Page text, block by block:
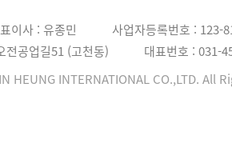
이사 : 유종민
사업자등록번호 : 123-
전공업길51 (고천동)
대표번호 : 031-
HEUNG INTERNATIONAL CO.,LTD. All